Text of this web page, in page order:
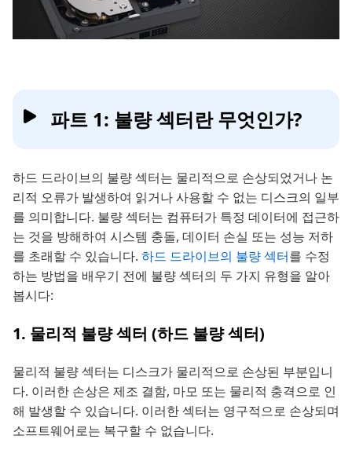
파트 1: 불량 섹터란 무엇인가?
하드 드라이브의 불량 섹터는 물리적으로 손상되었거나 논
리적 오류가 발생하여 읽거나 사용할 수 없는 디스크의 일부
를 의미합니다. 불량 섹터는 컴퓨터가 특정 데이터에 접근하
는 것을 방해하여 시스템 충돌, 데이터 손실 또는 성능 저하
를 초래할 수 있습니다. 하드 드라이브의 불량 섹터를 수정
하는 방법을 배우기 전에 불량 섹터의 두 가지 유형을 알아
봅시다:
1. 물리적 불량 섹터 (하드 불량 섹터)
물리적 불량 섹터는 디스크가 물리적으로 손상된 부분입니
다. 이러한 손상은 제조 결함, 마모 또는 물리적 충격으로 인
해 발생할 수 있습니다. 이러한 섹터는 영구적으로 손상되며
소프트웨어로는 복구할 수 없습니다.